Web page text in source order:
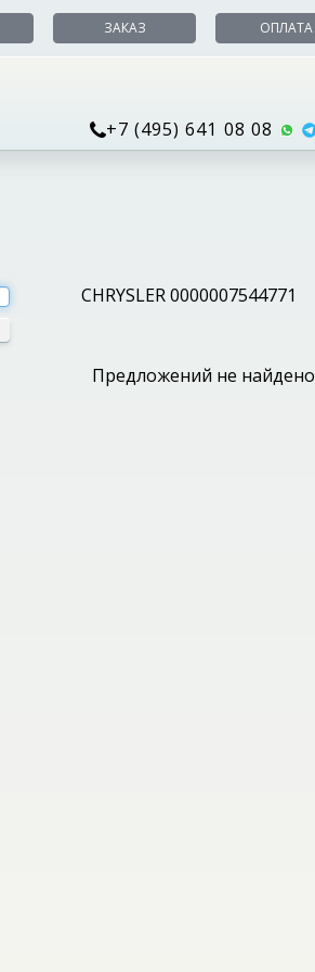
ЗАКАЗ ОПЛАТА
+7 (495) 641 08 08
CHRYSLER 0000007544771
Предложений не найдено